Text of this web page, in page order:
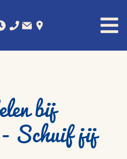
bij
- Schuif jij